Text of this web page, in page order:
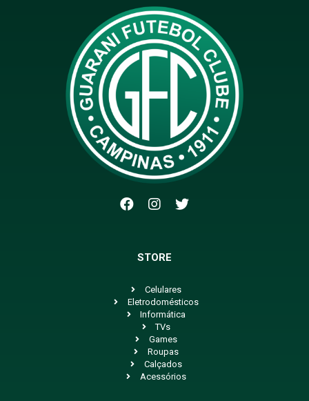
STORE
Celulares
Eletrodomésticos
Informática
TVs
Games
Roupas
Calçados
Acessórios